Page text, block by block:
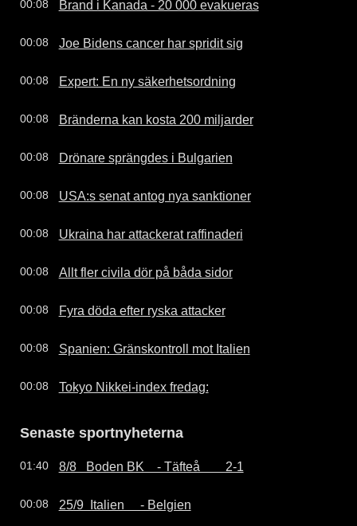
00:08 Brand i Kanada - 20 000 evakueras
00:08 Joe Bidens cancer har spridit sig
00:08 Expert: En ny säkerhetsordning
00:08 Bränderna kan kosta 200 miljarder
00:08 Drönare sprängdes i Bulgarien
00:08 USA:s senat antog nya sanktioner
00:08 Ukraina har attackerat raffinaderi
00:08 Allt fler civila dör på båda sidor
00:08 Fyra döda efter ryska attacker
00:08 Spanien: Gränskontroll mot Italien
00:08 Tokyo Nikkei-index fredag:
Senaste sportnyheterna
01:40 8/8   Boden BK    - Täfteå        2-1
00:08 25/9  Italien     - Belgien